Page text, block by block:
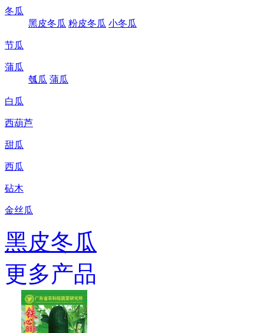
冬瓜
黑皮冬瓜 粉皮冬瓜 小冬瓜
节瓜
蒲瓜
瓠瓜 蒲瓜
白瓜
西葫芦
甜瓜
西瓜
砧木
金丝瓜
黑皮冬瓜
更多产品